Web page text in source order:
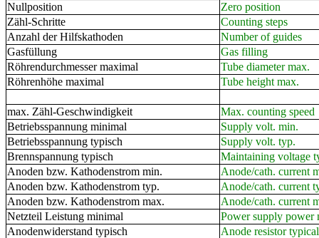
Nullposition
Zero position
Zähl-Schritte
Counting steps
Anzahl der Hilfskathoden
Number of guides
Gasfüllung
Gas filling
Röhrendurchmesser maximal
Tube diameter max.
Röhrenhöhe maximal
Tube height max.
max. Zähl-Geschwindigkeit
Max. counting speed
Betriebsspannung minimal
Supply volt. min.
Betriebsspannung typisch
Supply volt. typ.
Brennspannung typisch
Maintaining voltage
Anoden bzw. Kathodenstrom min.
Anode/cath. current
Anoden bzw. Kathodenstrom typ.
Anode/cath. current
Anoden bzw. Kathodenstrom max.
Anode/cath. current
Netzteil Leistung minimal
Power supply power
Anodenwiderstand typisch
Anode resistor typical